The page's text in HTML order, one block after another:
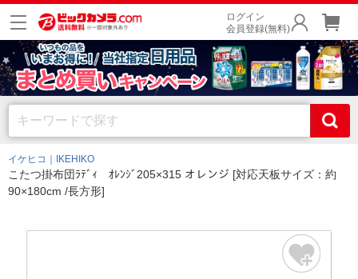
ログイン
会員登録(無料)
イケヒコ｜IKEHIKO
こたつ掛布団ﾗﾃﾞｨ ｵﾚﾝｼﾞ205×315 オレンジ [対応天板サイズ：約
90×180cm /長方形]